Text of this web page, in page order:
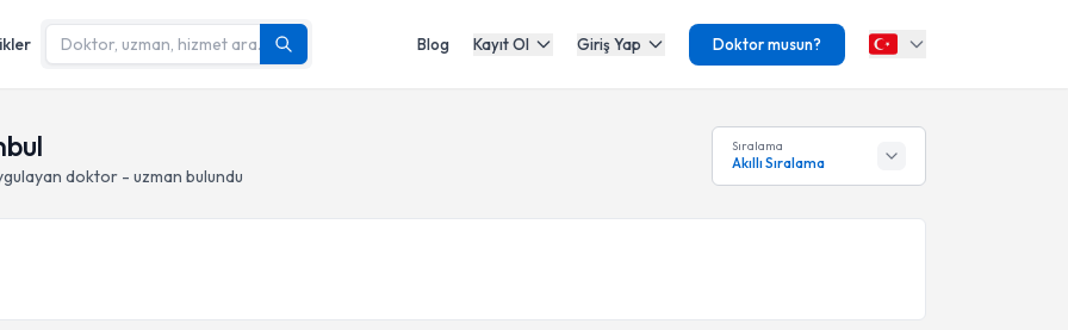
Blog Kayıt Ol Giriş Yap Doktor musun?
doktor - uzman bulundu
Sıralama
Akıllı Sıralama
Randevu Takvimi Talebi